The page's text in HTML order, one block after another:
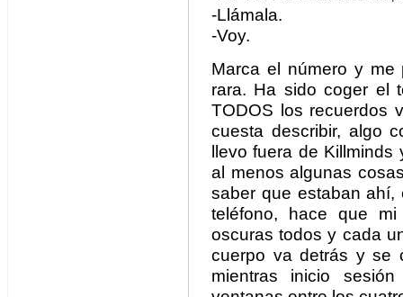
-Llámala.
-Voy.
Marca el número y me
rara. Ha sido coger el
TODOS los recuerdos
cuesta describir, algo
llevo fuera de
al menos algunas
saber que estaban
teléfono, hace que
oscuras todos y cada
cuerpo va detrás y se
mientras inicio